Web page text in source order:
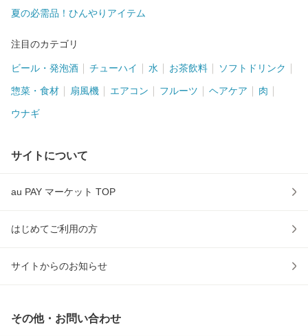
夏の必需品！ひんやりアイテム
注目のカテゴリ
ビール・発泡酒 チューハイ 水 お茶飲料 ソフトドリンク
惣菜・食材 扇風機 エアコン フルーツ ヘアケア 肉
ウナギ
サイトについて
au PAY マーケット TOP
はじめてご利用の方
サイトからのお知らせ
その他・お問い合わせ